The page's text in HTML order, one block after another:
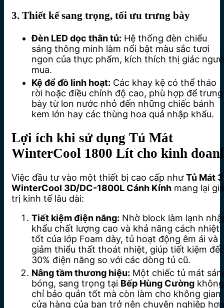
3. Thiết kế sang trọng, tối ưu trưng bày
Đèn LED dọc thân tủ: Hệ thống đèn chiếu
sáng thông minh làm nổi bật màu sắc tươi
ngon của thực phẩm, kích thích thị giác
mua.
Kệ để đồ linh hoạt: Các khay kệ có thể tháo
rời hoặc điều chỉnh độ cao, phù hợp để trưng
bày từ lon nước nhỏ đến những chiếc bánh
kem lớn hay các thùng hoa quả nhập khẩu.
Lợi ích khi sử dụng Tủ Mát
WinterCool 1800 Lít cho kinh
Việc đầu tư vào một thiết bị cao cấp nhưTủ Mát 3
WinterCool 3D/DC-1800L Cánh Kính mang lại giá
trị kinh tế lâu dài:
Tiết kiệm điện năng: Nhờ block làm lạnh
khẩu chất lượng cao và khả năng cách nhiệt
tốt của lớp Foam dày, tủ hoạt động êm ái và
giảm thiểu thất thoát nhiệt, giúp tiết kiệm
30% điện năng so với các dòng tủ cũ.
Nâng tầm thương hiệu: Một chiếc tủ mát
bóng, sang trọng tại Bếp Hùng Cường không
chỉ bảo quản tốt mà còn làm cho không gian
cửa hàng của bạn trở nên chuyên nghiệp hơn